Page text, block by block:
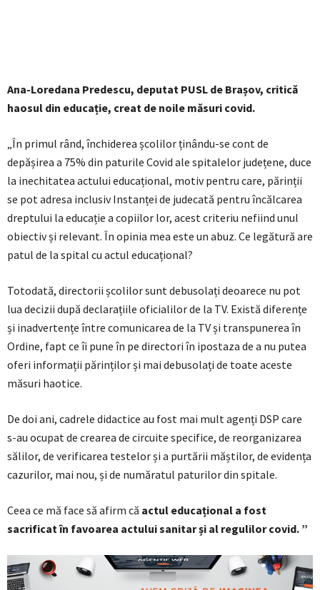
Ana-Loredana Predescu, deputat PUSL de Brașov, critică
haosul din educație, creat de noile măsuri covid.
„În primul rând, închiderea școlilor ținându-se cont de
depășirea a 75% din paturile Covid ale spitalelor județene, duce
la inechitatea actului educațional, motiv pentru care, părinții
se pot adresa inclusiv Instanței de judecată pentru încălcarea
dreptului la educație a copiilor lor, acest criteriu nefiind unul
obiectiv și relevant. În opinia mea este un abuz. Ce legătură are
patul de la spital cu actul educațional?
Totodată, directorii școlilor sunt debusolați deoarece nu pot
lua decizii după declarațiile oficialilor de la TV. Există diferențe
și inadvertențe între comunicarea de la TV și transpunerea în
Ordine, fapt ce îi pune în pe directori în ipostaza de a nu putea
oferi informații părinților și mai debusolați de toate aceste
măsuri haotice.
De doi ani, cadrele didactice au fost mai mult agenți DSP care
s-au ocupat de crearea de circuite specifice, de reorganizarea
sălilor, de verificarea testelor și a purtării măștilor, de evidența
cazurilor, mai nou, și de număratul paturilor din spitale.
Ceea ce mă face să afirm că actul educațional a fost
sacrificat în favoarea actului sanitar și al regulilor covid. ”